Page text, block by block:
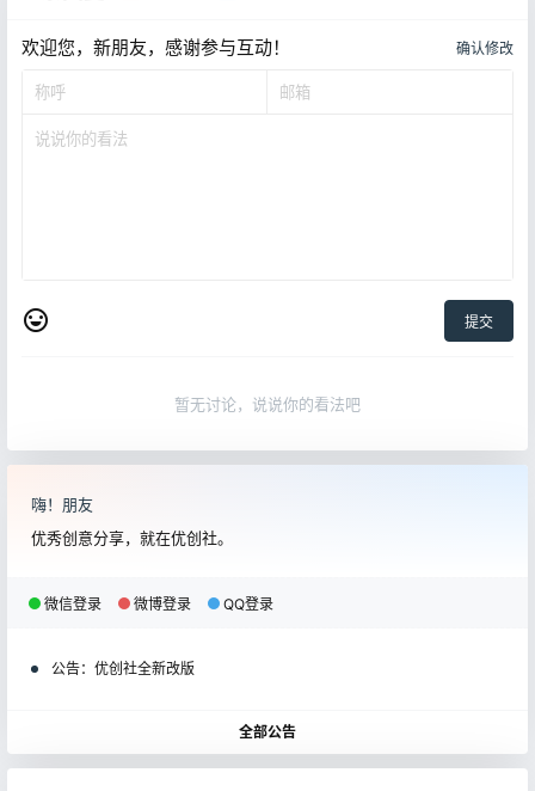
欢迎您，新朋友，感谢参与互动！ 确认修改
提交
暂无讨论，说说你的看法吧
嗨！朋友
优秀创意分享，就在优创社。
微信登录 微博登录 QQ登录
公告： 优创社全新改版
全部公告